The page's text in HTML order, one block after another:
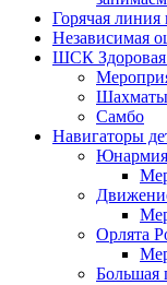
Горячая линия
Независимая
ШСК Здоровая
Шахматы
Самбо
Навигаторы
Юнармия
Орлята
Большая